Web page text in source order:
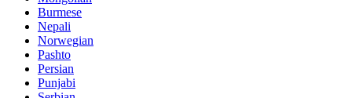
Burmese
Nepali
Norwegian
Pashto
Persian
Punjabi